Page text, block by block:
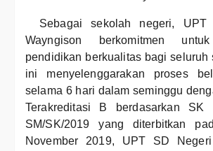
Sebagai sekolah negeri,
Wayngison berkomitmen
pendidikan berkualitas bagi seluruh
ini menyelenggarakan proses
selama 6 hari dalam seminggu
Terakreditasi B berdasarkan SK
SM/SK/2019 yang diterbitkan
November 2019, UPT SD